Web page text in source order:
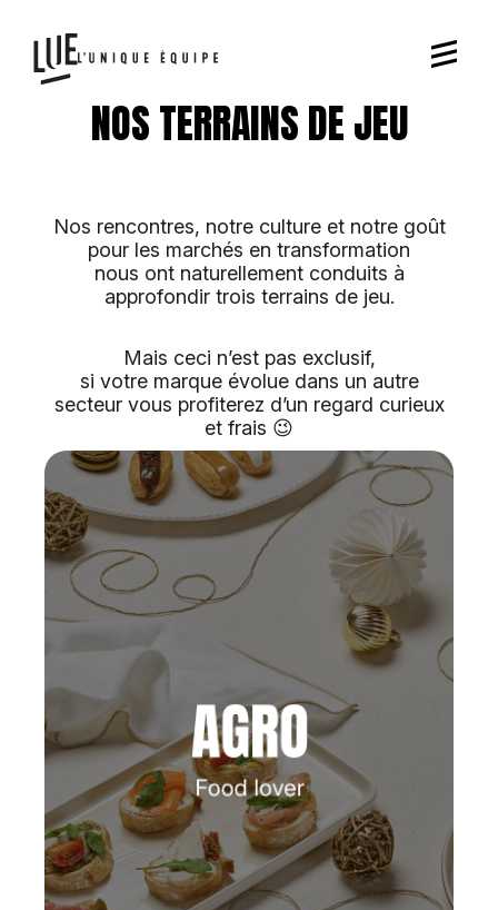
NOS TERRAINS DE JEU
Nos rencontres, notre culture et notre goût
pour les marchés en transformation
nous ont naturellement conduits à
approfondir trois terrains de jeu.
Mais ceci n’est pas exclusif,
si votre marque évolue dans un autre
secteur vous profiterez d’un regard curieux
et frais 😉